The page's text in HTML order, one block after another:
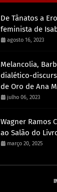
De Tânatos a
feminista de
agosto 16, 2023
Melancolia,
dialético-
de Oro de Ana
julho 06, 2023
Wagner Ramos
ao Salão do
março 20, 2025